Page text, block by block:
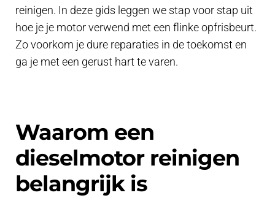
reinigen. In deze gids leggen we stap voor stap uit
hoe je je motor verwend met een flinke opfrisbeurt.
Zo voorkom je dure reparaties in de toekomst en
ga je met een gerust hart te varen.
Waarom een
dieselmotor reinigen
belangrijk is